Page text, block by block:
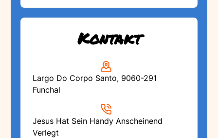
Kontakt
Largo Do Corpo Santo, 9060-291
Funchal
Jesus Hat Sein Handy Anscheinend
Verlegt